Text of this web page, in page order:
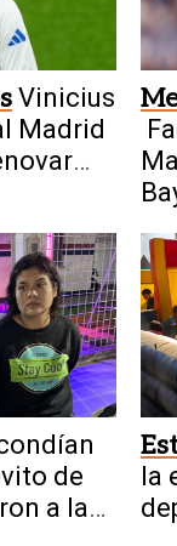
Vinicius
Madrid
de
a la
la